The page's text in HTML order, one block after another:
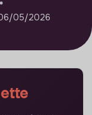
05/2026